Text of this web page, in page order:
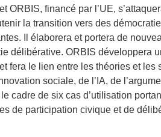
ORBIS, financé par l’UE,
la transition vers des
Il élaborera et portera de
délibérative. ORBIS développera
fera le lien entre les théories et
sociale, de l’IA, de
cadre de six cas d’utilisation
de participation civique et de